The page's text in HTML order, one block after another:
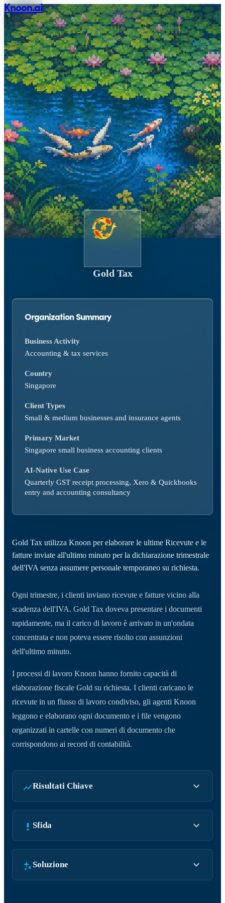
Knoon.ai
Gold Tax
Organization Summary
Business Activity
Accounting & tax services
Country
Singapore
Client Types
Small & medium businesses and insurance agents
Primary Market
Singapore small business accounting clients
AI-Native Use Case
Quarterly GST receipt processing, Xero & Quickbooks
entry and accounting consultancy
Gold Tax utilizza Knoon per elaborare le ultime Ricevute e le
fatture inviate all'ultimo minuto per la dichiarazione trimestrale
dell'IVA senza assumere personale temporaneo su richiesta.
Ogni trimestre, i clienti inviano ricevute e fatture vicino alla
scadenza dell'IVA. Gold Tax doveva presentare i documenti
rapidamente, ma il carico di lavoro è arrivato in un'ondata
concentrata e non poteva essere risolto con assunzioni
dell'ultimo minuto.
I processi di lavoro Knoon hanno fornito capacità di
elaborazione fiscale Gold su richiesta. I clienti caricano le
ricevute in un flusso di lavoro condiviso, gli agenti Knoon
leggono e elaborano ogni documento e i file vengono
organizzati in cartelle con numeri di documento che
corrispondono ai record di contabilità.
Risultati Chiave
Sfida
Soluzione